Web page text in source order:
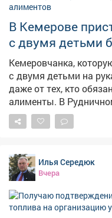
В Кемерове
с двумя детьми
Кемеровчанка,
с двумя детьми на
даже от тех, кто
алименты. В Рудничном районе Кемерова мать с
двумя детьми не
бывшего супруга.
платил,а силовики не
четверг областная прокуратура. –
лицами службы
приняты
взыскание
Илья Середюк
Вчера